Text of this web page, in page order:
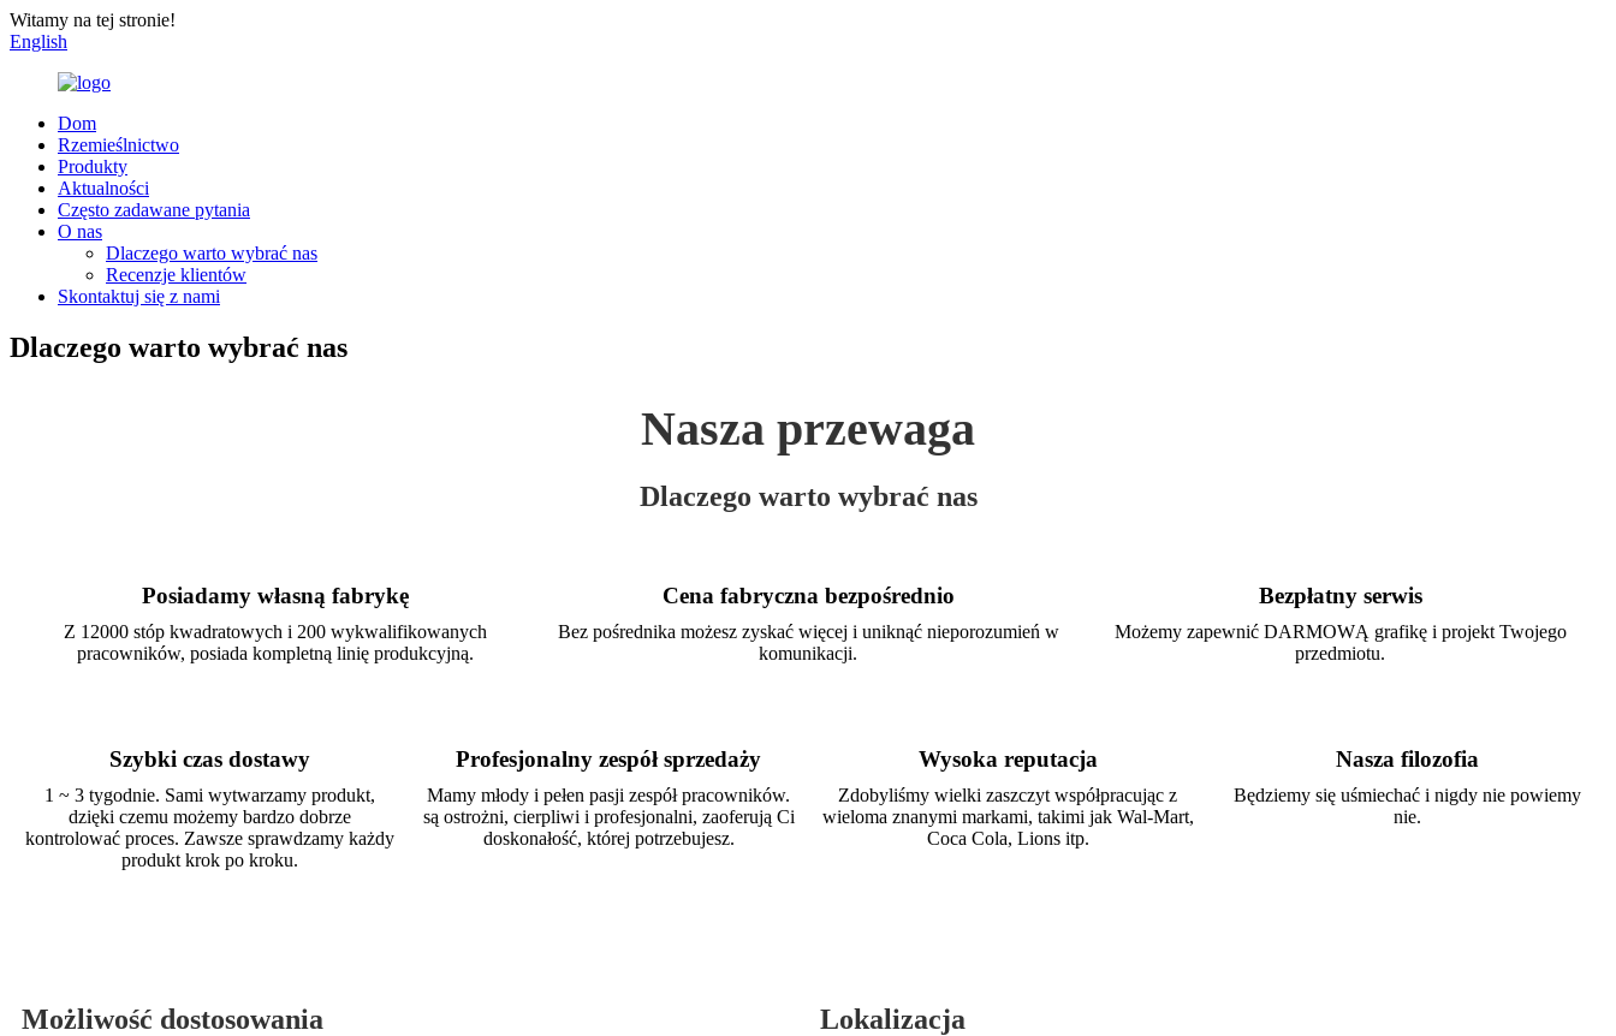
Witamy na tej stronie!
English
Dom
Rzemieślnictwo
Produkty
Aktualności
Często zadawane pytania
O nas
Dlaczego warto wybrać nas
Recenzje klientów
Skontaktuj się z nami
Dlaczego warto wybrać nas
Nasza przewaga
Dlaczego warto wybrać nas
Posiadamy własną fabrykę
Z 12000 stóp kwadratowych i 200 wykwalifikowanych
pracowników, posiada kompletną linię produkcyjną.
Cena fabryczna bezpośrednio
Bez pośrednika możesz zyskać więcej i uniknąć nieporozumień w
komunikacji.
Bezpłatny serwis
Możemy zapewnić DARMOWĄ grafikę i projekt Twojego
przedmiotu.
Szybki czas dostawy
1 ~ 3 tygodnie. Sami wytwarzamy produkt,
dzięki czemu możemy bardzo dobrze
kontrolować proces. Zawsze sprawdzamy każdy
produkt krok po kroku.
Profesjonalny zespół sprzedaży
Mamy młody i pełen pasji zespół pracowników.
są ostrożni, cierpliwi i profesjonalni, zaoferują Ci
doskonałość, której potrzebujesz.
Wysoka reputacja
Zdobyliśmy wielki zaszczyt współpracując z
wieloma znanymi markami, takimi jak Wal-Mart,
Coca Cola, Lions itp.
Nasza filozofia
Będziemy się uśmiechać i nigdy nie powiemy
nie.
Możliwość dostosowania Lokalizacja